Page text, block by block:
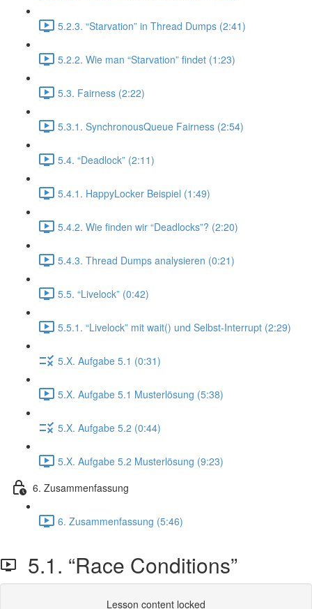
5.2.3. “Starvation” in Thread Dumps (2:41)
5.2.2. Wie man “Starvation” findet (1:23)
5.3. Fairness (2:22)
5.3.1. SynchronousQueue Fairness (2:54)
5.4. “Deadlock” (2:11)
5.4.1. HappyLocker Beispiel (1:49)
5.4.2. Wie finden wir “Deadlocks”? (2:20)
5.4.3. Thread Dumps analysieren (0:21)
5.5. “Livelock” (0:42)
5.5.1. “Livelock” mit wait() und Selbst-Interrupt (2:29)
5.X. Aufgabe 5.1 (0:31)
5.X. Aufgabe 5.1 Musterlösung (5:38)
5.X. Aufgabe 5.2 (0:44)
5.X. Aufgabe 5.2 Musterlösung (9:23)
6. Zusammenfassung
6. Zusammenfassung (5:46)
5.1. “Race Conditions”
Lesson content locked